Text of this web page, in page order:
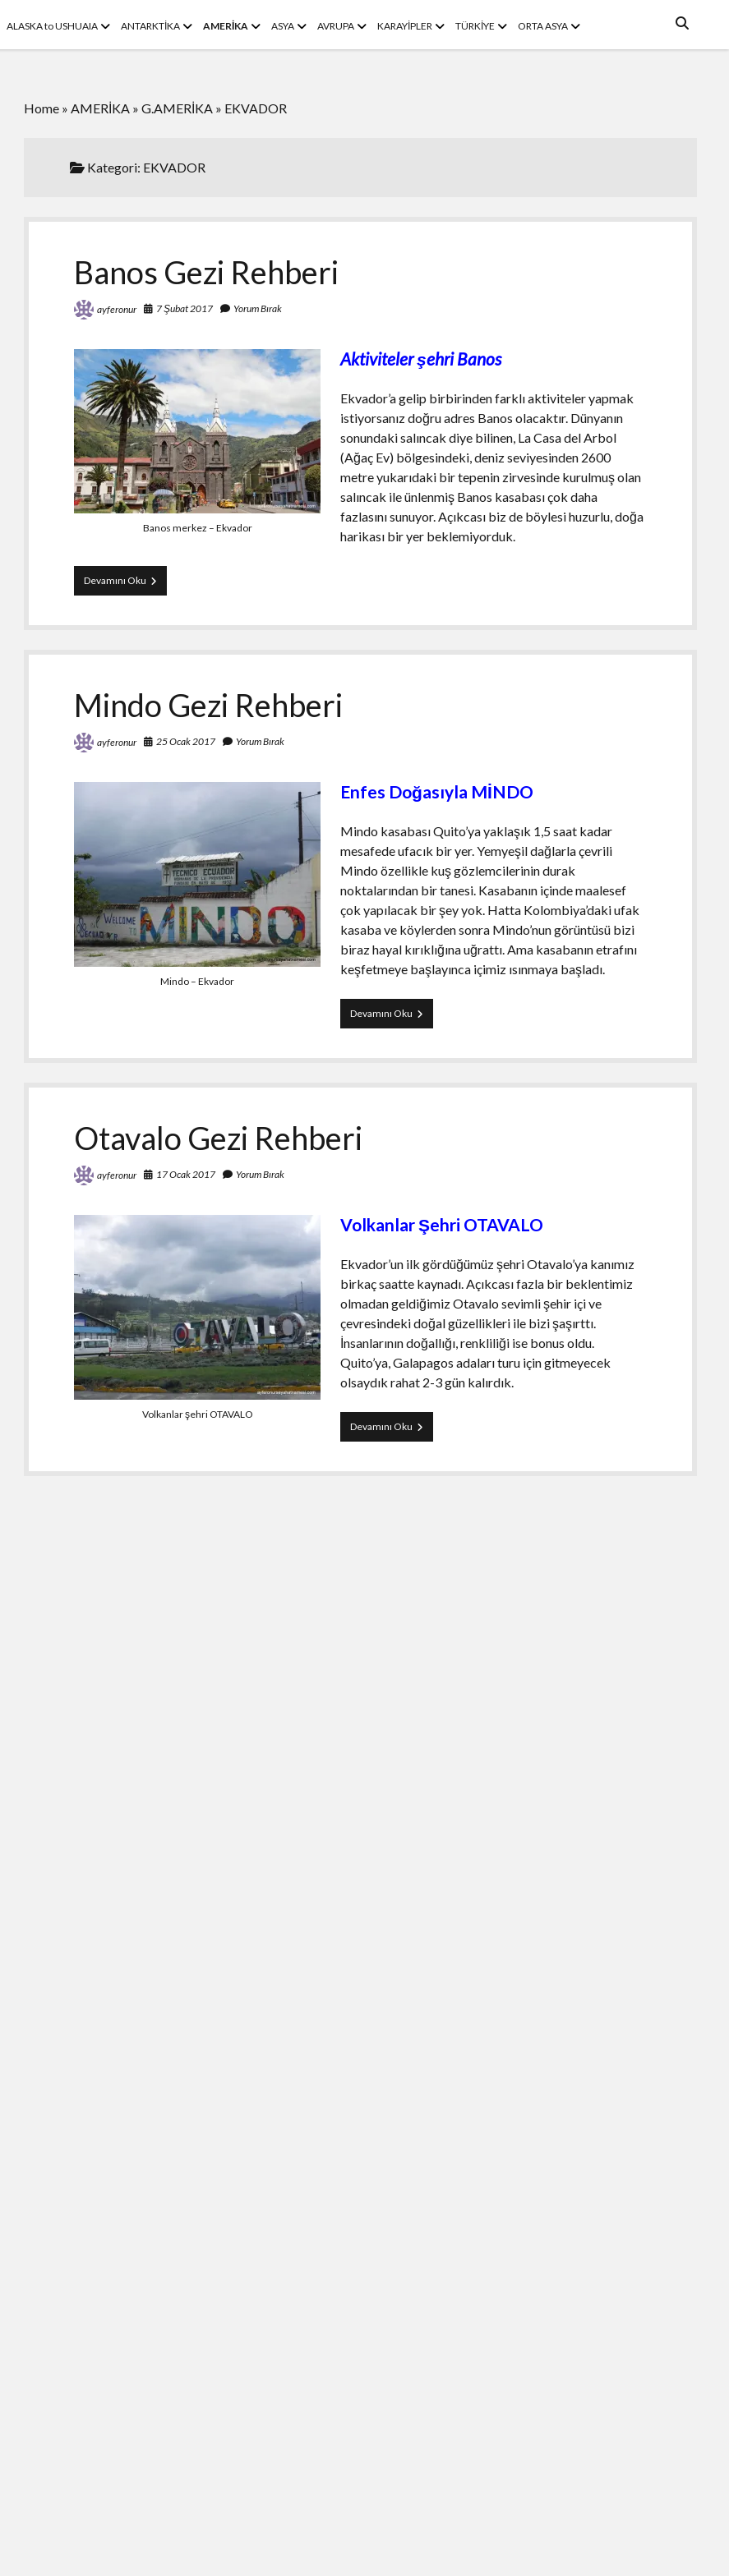
ALASKA to USHUAIA menüyüANTARKTİKA menüyüAMERİKA menüyü
ASYA menüyü
AVRUPA menüyüKARAYİPLER menüyüTÜRKİYE menüyüORTA ASYA menüyü
Home »AMERİKA »G.AMERİKA » EKVADOR
Kategori: EKVADOR
Banos Gezi Rehberi
ayferonur 7 Şubat 2017 Yorum Bırak
Banos merkez – Ekvador
Aktiviteler şehri Banos
Ekvador’a gelip birbirinden farklı aktiviteler yapmak
istiyorsanız doğru adres Banos olacaktır. Dünyanın
sonundaki salıncak diye bilinen, La Casa del Arbol
(Ağaç Ev) bölgesindeki, deniz seviyesinden 2600
metre yukarıdaki bir tepenin zirvesinde kurulmuş olan
salıncak ile ünlenmiş Banos kasabası çok daha
fazlasını sunuyor. Açıkcası biz de böylesi huzurlu, doğa
harikası bir yer beklemiyorduk.
Devamını Oku Banos
Gezi
Mindo Gezi Rehberi
ayferonur 25 Ocak 2017 Yorum Bırak
Mindo – Ekvador
Enfes Doğasıyla MİNDO
Mindo kasabası Quito’ya yaklaşık 1,5 saat kadar
mesafede ufacık bir yer. Yemyeşil dağlarla çevrili
Mindo özellikle kuş gözlemcilerinin durak
noktalarından bir tanesi. Kasabanın içinde maalesef
çok yapılacak bir şey yok. Hatta Kolombiya’daki ufak
kasaba ve köylerden sonra Mindo’nun görüntüsü bizi
biraz hayal kırıklığına uğrattı. Ama kasabanın etrafını
keşfetmeye başlayınca içimiz ısınmaya başladı.
Devamını Oku Mindo
Gezi
Otavalo Gezi Rehberi
ayferonur 17 Ocak 2017 Yorum Bırak
Volkanlar şehri OTAVALO
Volkanlar Şehri OTAVALO
Ekvador’un ilk gördüğümüz şehri Otavalo’ya kanımız
birkaç saatte kaynadı. Açıkcası fazla bir beklentimiz
olmadan geldiğimiz Otavalo sevimli şehir içi ve
çevresindeki doğal güzellikleri ile bizi şaşırttı.
İnsanlarının doğallığı, renkliliği ise bonus oldu.
Quito’ya, Galapagos adaları turu için gitmeyecek
olsaydık rahat 2-3 gün kalırdık.
Devamını Oku Otavalo
Gezi